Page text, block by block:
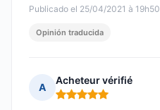
Publicado el 25/04/2021 à 19h50
Opinión traducida
A
Acheteur vérifié
Nota: 5 de 5